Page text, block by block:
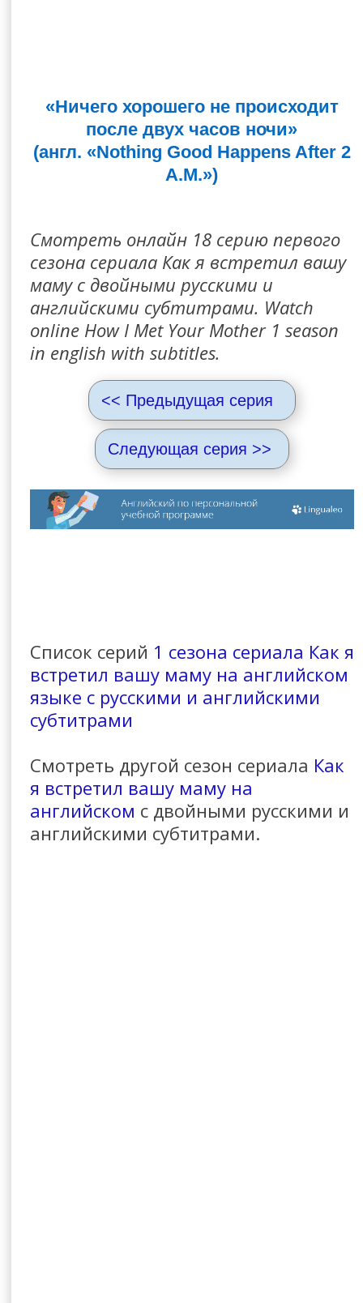
«Ничего хорошего не происходит
после двух часов ночи»
(англ. «Nothing Good Happens After 2
A.M.»)
Смотреть онлайн 18 серию первого
сезона сериала Как я встретил вашу
маму с двойными русскими и
английскими субтитрами. Watch
online How I Met Your Mother 1 season
in english with subtitles.
<< Предыдущая серия
Следующая серия >>
Список серий 1 сезона сериала Как я
встретил вашу маму на английском
языке с русскими и английскими
субтитрами
Смотреть другой сезон сериала Как
я встретил вашу маму на
английском с двойными русскими и
английскими субтитрами.